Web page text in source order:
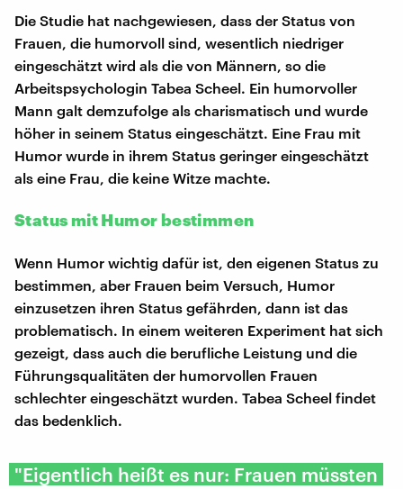
Die Studie hat nachgewiesen, dass der Status von
Frauen, die humorvoll sind, wesentlich niedriger
eingeschätzt wird als die von Männern, so die
Arbeitspsychologin Tabea Scheel. Ein humorvoller
Mann galt demzufolge als charismatisch und wurde
höher in seinem Status eingeschätzt. Eine Frau mit
Humor wurde in ihrem Status geringer eingeschätzt
als eine Frau, die keine Witze machte.
Status mit Humor bestimmen
Wenn Humor wichtig dafür ist, den eigenen Status zu
bestimmen, aber Frauen beim Versuch, Humor
einzusetzen ihren Status gefährden, dann ist das
problematisch. In einem weiteren Experiment hat sich
gezeigt, dass auch die berufliche Leistung und die
Führungsqualitäten der humorvollen Frauen
schlechter eingeschätzt wurden. Tabea Scheel findet
das bedenklich.
"Eigentlich heißt es nur: Frauen müssten